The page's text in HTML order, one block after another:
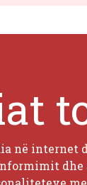
në internet